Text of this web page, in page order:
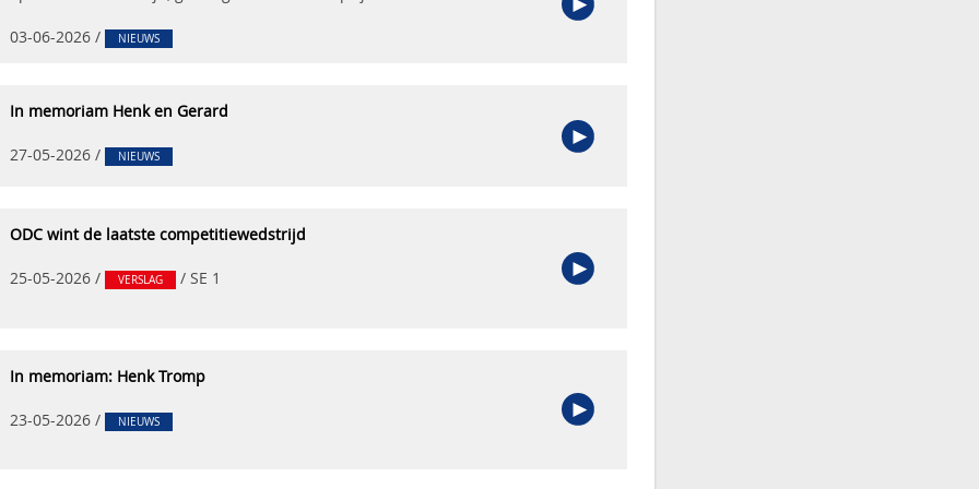
03-06-2026 / NIEUWS
In memoriam Henk en Gerard
27-05-2026 / NIEUWS
ODC wint de laatste competitiewedstrijd
25-05-2026 / VERSLAG / SE 1
In memoriam: Henk Tromp
23-05-2026 / NIEUWS